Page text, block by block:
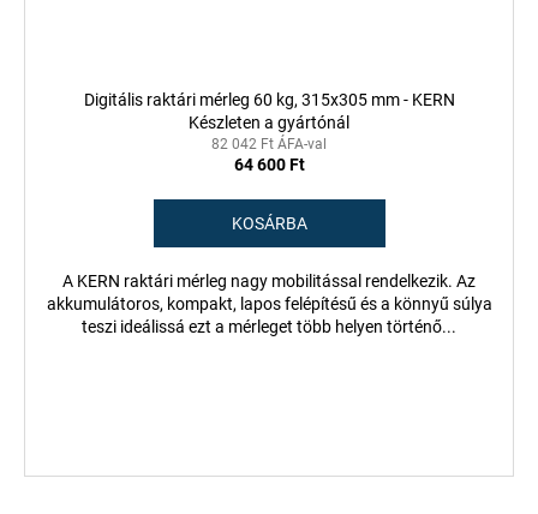
Digitális raktári mérleg 60 kg, 315x305 mm - KERN
Készleten a gyártónál
82 042 Ft ÁFA-val
64 600 Ft
KOSÁRBA
A KERN raktári mérleg nagy mobilitással rendelkezik. Az
akkumulátoros, kompakt, lapos felépítésű és a könnyű súlya
teszi ideálissá ezt a mérleget több helyen történő...